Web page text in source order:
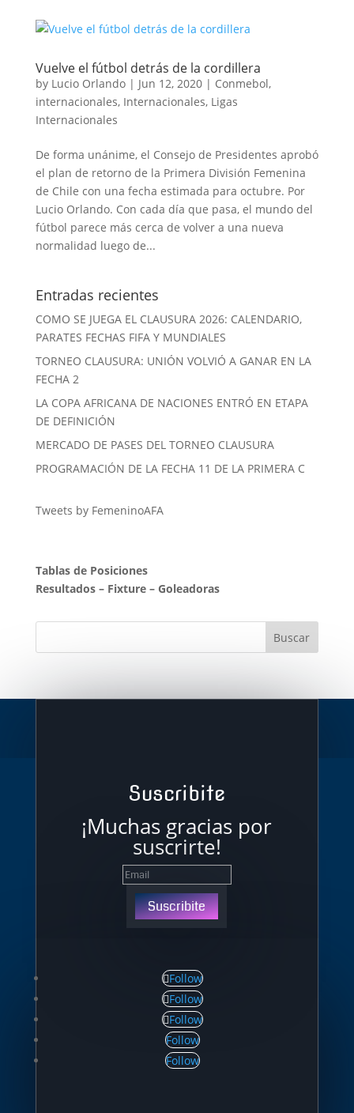
Vuelve el fútbol detrás de la cordillera
by Lucio Orlando| Jun 12, 2020| Conmebol,
internacionales, Internacionales, Ligas
Internacionales
De forma unánime, el Consejo de Presidentes aprobó
el plan de retorno de la Primera División Femenina
de Chile con una fecha estimada para octubre. Por
Lucio Orlando. Con cada día que pasa, el mundo del
fútbol parece más cerca de volver a una nueva
normalidad luego de...
Entradas recientes
COMO SE JUEGA EL CLAUSURA 2026: CALENDARIO,
PARATES FECHAS FIFA Y MUNDIALES
TORNEO CLAUSURA: UNIÓN VOLVIÓ A GANAR EN LA
FECHA 2
LA COPA AFRICANA DE NACIONES ENTRÓ EN ETAPA
DE DEFINICIÓN
MERCADO DE PASES DEL TORNEO CLAUSURA
PROGRAMACIÓN DE LA FECHA 11 DE LA PRIMERA C
Tweets by FemeninoAFA
Tablas de Posiciones
Resultados– Fixture– Goleadoras
Suscribite
¡Muchas gracias por
suscrirte!
Suscribite
Follow
Follow
Follow
Follow
Follow